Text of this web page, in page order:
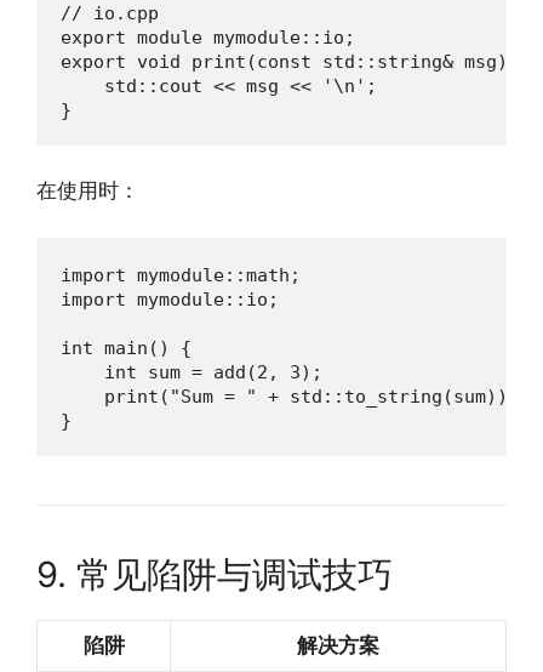
// io.cpp
export module mymodule::io;
export void print(const std::string& msg) {
    std::cout << msg << '\n';
}
在使用时：
import mymodule::math;
import mymodule::io;
int main() {
    int sum = add(2, 3);
    print("Sum = " + std::to_string(sum));
}
9. 常见陷阱与调试技巧
陷阱 解决方案